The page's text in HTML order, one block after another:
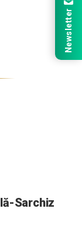
Sarchiz
Newsletter